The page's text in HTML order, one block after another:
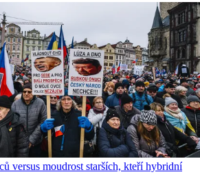
versus moudrost starších, kteří hybridní